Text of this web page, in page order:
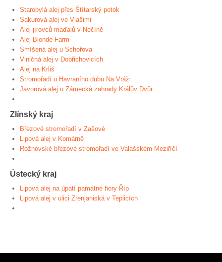
Starobylá alej přes Štítarský potok
Sakurová alej ve Vlašimi
Alej jírovců maďalů v Nečíně
Alej Blonde Farm
Smíšená alej u Schořova
Viničná alej v Dobřichovicích
Alej na Krliš
Stromořadí u Havraního dubu Na Vráži
Javorová alej u Zámecká zahrady Králův Dvůr
Zlínský kraj
Březové stromořadí v Zašové
Lipová alej v Komárně
Rožnovské březové stromořadí ve Valašském Meziříčí
Ústecký kraj
Lipová alej na úpatí památné hory Říp
Lipová alej v ulici Zrenjaniská v Teplicích